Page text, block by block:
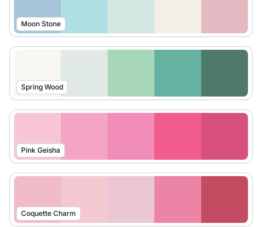
Moon Stone
Spring Wood
Pink Geisha
Coquette Charm